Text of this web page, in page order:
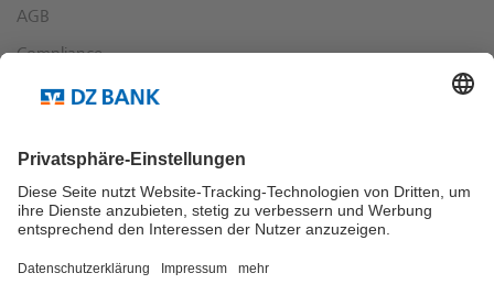
AGB
Compliance
Datenschutz
Sonstige rechtliche Hinweise
Richtlinien und Informationen